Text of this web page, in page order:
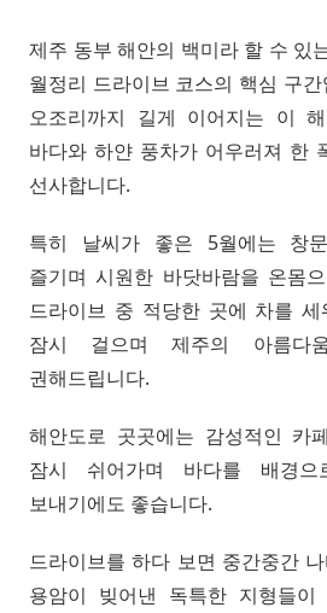
제주 동부 해안의 백미라 할 수 있
월정리 드라이브 코스의 핵심 구
오조리까지 길게 이어지는 이
바다와 하얀 풍차가 어우러져 한
선사합니다.
특히 날씨가 좋은 5월에는 창
즐기며 시원한 바닷바람을 온몸
드라이브 중 적당한 곳에 차를
잠시 걸으며 제주의 아름다
권해드립니다.
해안도로 곳곳에는 감성적인 카
잠시 쉬어가며 바다를 배경
보내기에도 좋습니다.
드라이브를 하다 보면 중간중간
용암이 빚어낸 독특한 지형들